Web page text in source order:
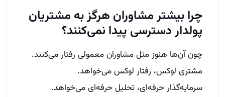
چرا بیشتر مشاوران هرگز به مشتریان
پولدار دسترسی پیدا نمی‌کنند؟
چون آن‌ها هنوز مثل مشاوران معمولی رفتار می‌کنند.
مشتری لوکس، رفتار لوکس می‌خواهد.
سرمایه‌گذار حرفه‌ای، تحلیل حرفه‌ای می‌خواهد.